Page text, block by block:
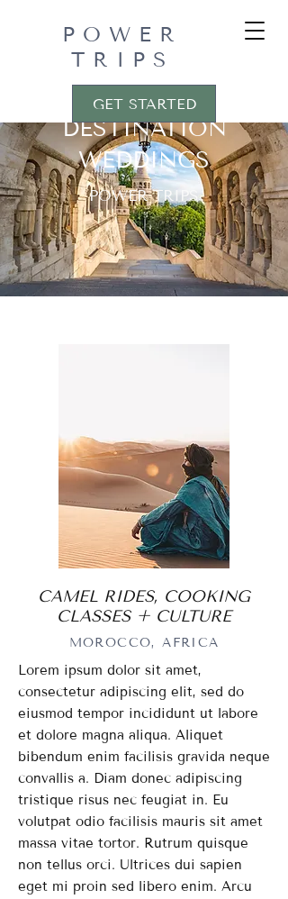
POWER
TRIPS
GET STARTED
DESTINATION
WEDDINGS
POWER TRIPS
CAMEL RIDES, COOKING
CLASSES + CULTURE
MOROCCO, AFRICA
Lorem ipsum dolor sit amet,
consectetur adipiscing elit, sed do
eiusmod tempor incididunt ut labore
et dolore magna aliqua. Aliquet
bibendum enim facilisis gravida neque
convallis a. Diam donec adipiscing
tristique risus nec feugiat in. Eu
volutpat odio facilisis mauris sit amet
massa vitae tortor. Rutrum quisque
non tellus orci. Ultrices dui sapien
eget mi proin sed libero enim. Arcu